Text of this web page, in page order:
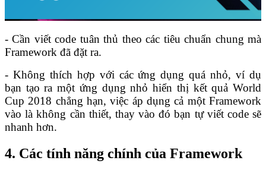
- Cần viết code tuân thủ theo các tiêu chuẩn chung mà
Framework đã đặt ra.
- Không thích hợp với các ứng dụng quá nhỏ, ví dụ
bạn tạo ra một ứng dụng nhỏ hiển thị kết quả World
Cup 2018 chẳng hạn, việc áp dụng cả một Framework
vào là không cần thiết, thay vào đó bạn tự viết code sẽ
nhanh hơn.
4. Các tính năng chính của Framework